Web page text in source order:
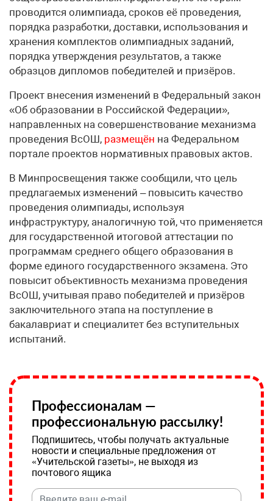
проводится олимпиада, сроков её проведения,
порядка разработки, доставки, использования и
хранения комплектов олимпиадных заданий,
порядка утверждения результатов, а также
образцов дипломов победителей и призёров.
Проект внесения изменений в Федеральный закон
«Об образовании в Российской Федерации»,
направленных на совершенствование механизма
проведения ВсОШ, размещён на Федеральном
портале проектов нормативных правовых актов.
В Минпросвещения также сообщили, что цель
предлагаемых изменений – повысить качество
проведения олимпиады, используя
инфраструктуру, аналогичную той, что применяется
для государственной итоговой аттестации по
программам среднего общего образования в
форме единого государственного экзамена. Это
повысит объективность механизма проведения
ВсОШ, учитывая право победителей и призёров
заключительного этапа на поступление в
бакалавриат и специалитет без вступительных
испытаний.
Профессионалам —
профессиональную рассылку!
Подпишитесь, чтобы получать актуальные
новости и специальные предложения от
«Учительской газеты», не выходя из
почтового ящика